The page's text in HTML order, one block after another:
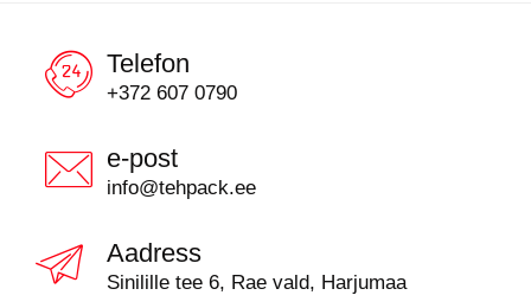
Telefon
+372 607 0790
e-post
info@tehpack.ee
Aadress
Sinilille tee 6, Rae vald, Harjumaa